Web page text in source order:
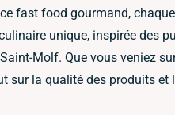
fast food gourmand,
unique, inspirée des
Molf. Que vous veniez
sur la qualité des produits et